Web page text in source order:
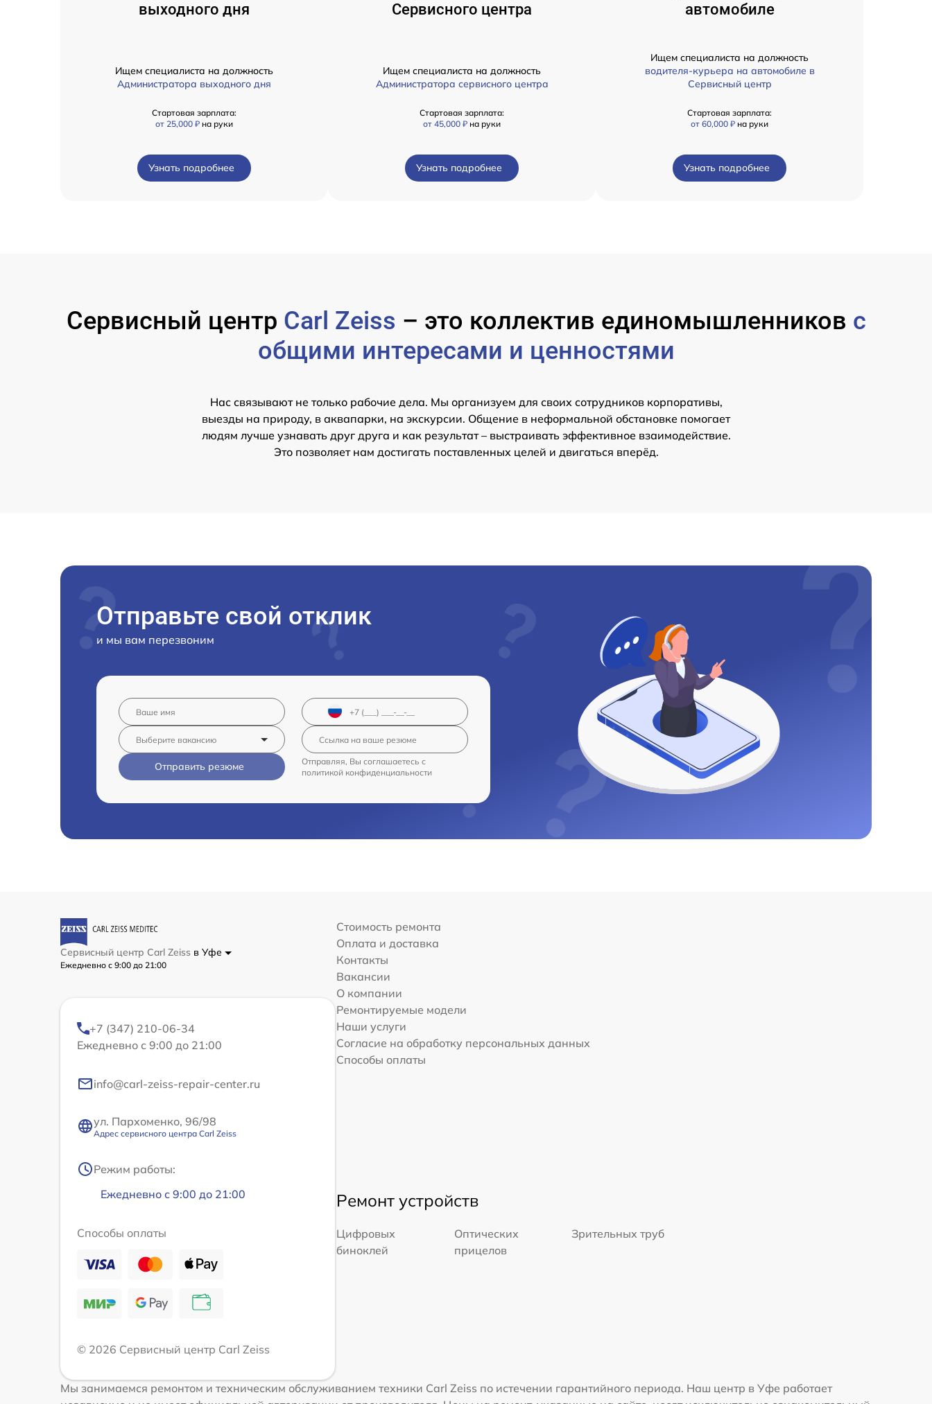
выходного дня
Ищем специалиста на должность
Администратора выходного дня
Стартовая зарплата:
от 25,000 ₽ на руки
Узнать подробнее
Сервисного центра
Ищем специалиста на должность
Администратора сервисного центра
Стартовая зарплата:
от 45,000 ₽ на руки
Узнать подробнее
автомобиле
Ищем специалиста на должность
водителя-курьера на автомобиле в
Сервисный центр
Стартовая зарплата:
от 60,000 ₽ на руки
Узнать подробнее
Сервисный центр Carl Zeiss – это коллектив единомышленников с
общими интересами и ценностями
Нас связывают не только рабочие дела. Мы организуем для своих сотрудников корпоративы,
выезды на природу, в аквапарки, на экскурсии. Общение в неформальной обстановке помогает
людям лучше узнавать друг друга и как результат – выстраивать эффективное взаимодействие.
Это позволяет нам достигать поставленных целей и двигаться вперёд.
Отправьте свой отклик
и мы вам перезвоним
Отправить резюме
Отправляя, Вы соглашаетесь с
политикой конфиденциальности
Сервисный центр Carl Zeiss в Уфе
Ежедневно с 9:00 до 21:00
+7 (347) 210-06-34
Ежедневно с 9:00 до 21:00
info@carl-zeiss-repair-center.ru
ул. Пархоменко, 96/98
Адрес сервисного центра Carl Zeiss
Режим работы:
Ежедневно с 9:00 до 21:00
Способы оплаты
© 2026 Сервисный центр Carl Zeiss
Стоимость ремонта
Оплата и доставка
Контакты
Вакансии
О компании
Ремонтируемые модели
Наши услуги
Согласие на обработку персональных данных
Способы оплаты
Ремонт устройств
Цифровых
биноклей
Оптических
прицелов
Зрительных труб
Мы занимаемся ремонтом и техническим обслуживанием техники Carl Zeiss по истечении гарантийного периода. Наш центр в Уфе работает